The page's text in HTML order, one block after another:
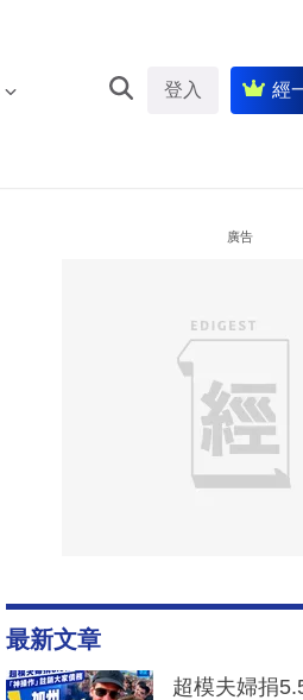
登入 經
廣告
最新文章
超模夫婦捐